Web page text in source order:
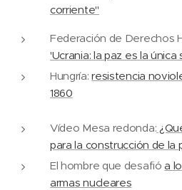
corriente"
Federación de Derechos
'Ucrania: la paz es la única
Hungría:resistencia
1860
Vídeo Mesa redonda:
para la construcción de la
El hombre que desafióa
armas nucleares